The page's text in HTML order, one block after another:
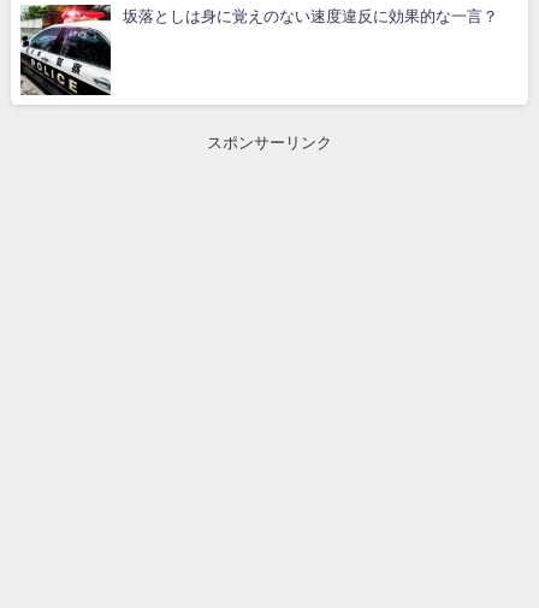
坂落としは身に覚えのない速度違反に効果的な一言？
スポンサーリンク